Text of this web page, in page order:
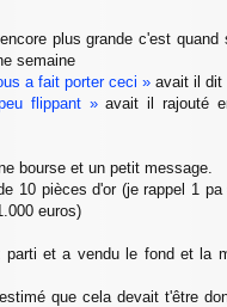
plus grande c'est
semaine
a fait porter ceci » avait il dit
flippant »avait il rajouté
bourse et un petit message.
10 pièces d'or (je rappel 1
euros)
parti et a vendu le fond et la
que cela devait t'être